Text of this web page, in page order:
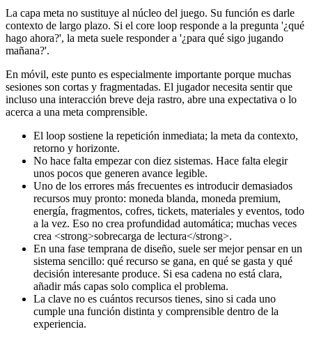
La capa meta no sustituye al núcleo del juego. Su función es darle
contexto de largo plazo. Si el core loop responde a la pregunta '¿qué
hago ahora?', la meta suele responder a '¿para qué sigo jugando
mañana?'.
En móvil, este punto es especialmente importante porque muchas
sesiones son cortas y fragmentadas. El jugador necesita sentir que
incluso una interacción breve deja rastro, abre una expectativa o lo
acerca a una meta comprensible.
El loop sostiene la repetición inmediata; la meta da contexto,
retorno y horizonte.
No hace falta empezar con diez sistemas. Hace falta elegir
unos pocos que generen avance legible.
Uno de los errores más frecuentes es introducir demasiados
recursos muy pronto: moneda blanda, moneda premium,
energía, fragmentos, cofres, tickets, materiales y eventos, todo
a la vez. Eso no crea profundidad automática; muchas veces
crea <strong>sobrecarga de lectura</strong>.
En una fase temprana de diseño, suele ser mejor pensar en un
sistema sencillo: qué recurso se gana, en qué se gasta y qué
decisión interesante produce. Si esa cadena no está clara,
añadir más capas solo complica el problema.
La clave no es cuántos recursos tienes, sino si cada uno
cumple una función distinta y comprensible dentro de la
experiencia.